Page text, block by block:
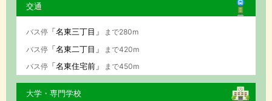
交通
バス停「名東三丁目」
まで280m
バス停「名東二丁目」
まで420m
バス停「名東住宅前」 まで450m
大学・専門学校